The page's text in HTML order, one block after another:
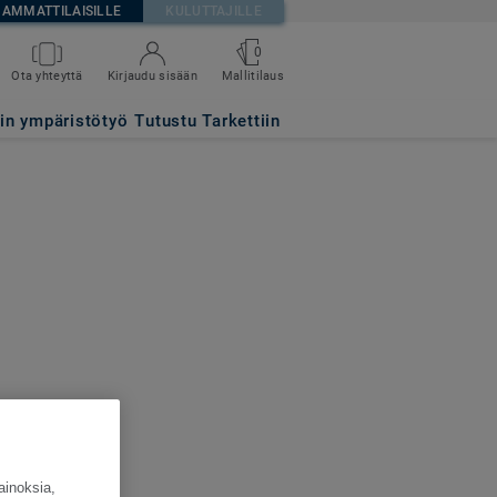
AMMATTILAISILLE KULUTTAJILLE
Ota yhteyttä Kirjaudu sisään
0
Mallitilaus
ympäristötyö Tutustu Tarkettiin